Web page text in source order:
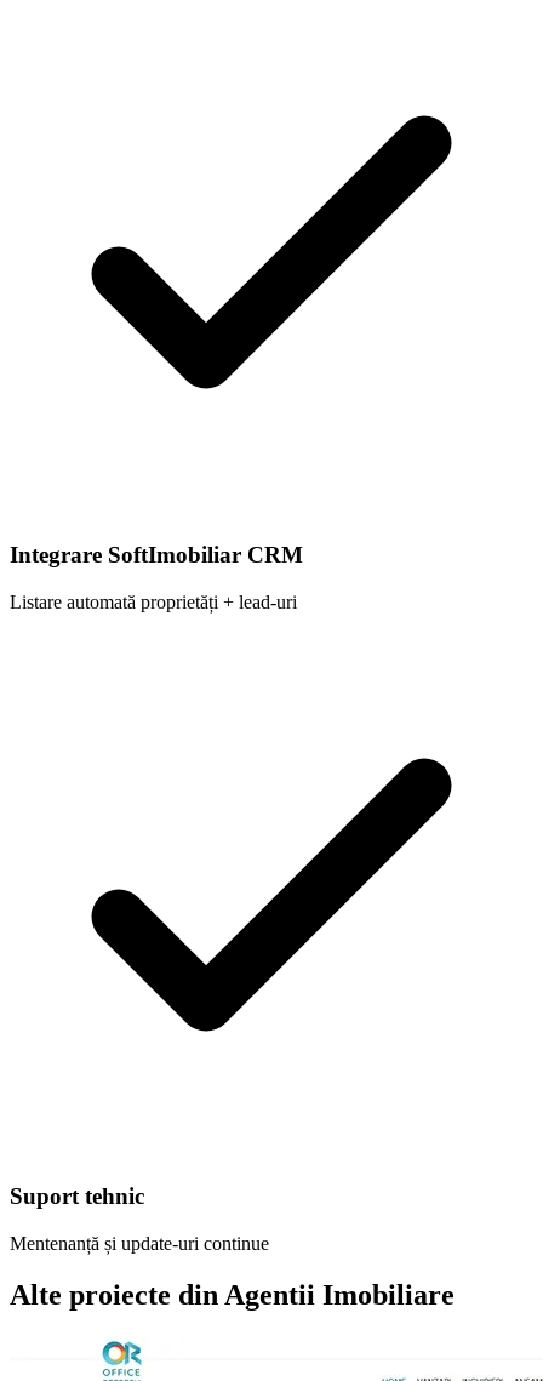
Integrare SoftImobiliar CRM
Listare automată proprietăți + lead-uri
Suport tehnic
Mentenanță și update-uri continue
Alte proiecte din Agentii Imobiliare